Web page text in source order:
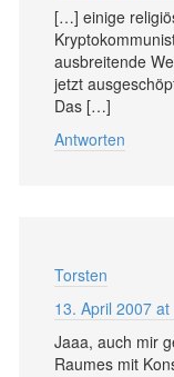
[…] einige
ausbreitende
jetzt
Das […]
Antworten
Torsten
13. April 2007
Jaaa, auch mir
Raumes mit